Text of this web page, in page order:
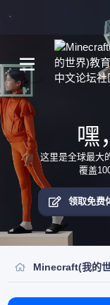
嘿
这里是全球最大
覆盖
领取免费
Minecraft(我的